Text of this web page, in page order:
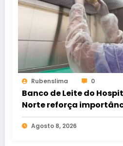
Rubenslima 0
Banco de Leite do
Norte reforça
para atender bebês
Agosto 8, 2026